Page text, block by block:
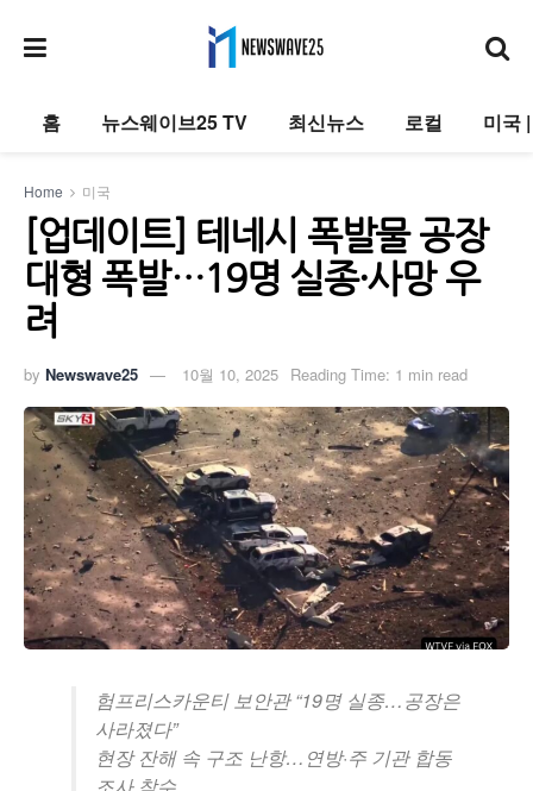
홈 뉴스웨이브25 TV 최신뉴스 로컬 미국
Home 미국
[업데이트] 테네시 폭발물 공장
대형 폭발…19명 실종·사망 우
려
by Newswave25 10월 10, 2025 Reading Time: 1 min read
험프리스카운티 보안관 “19명 실종…공장은
사라졌다”
현장 잔해 속 구조 난항…연방·주 기관 합동
조사 착수